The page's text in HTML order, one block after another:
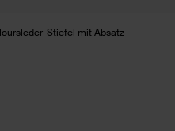
Stiefel mit Absatz